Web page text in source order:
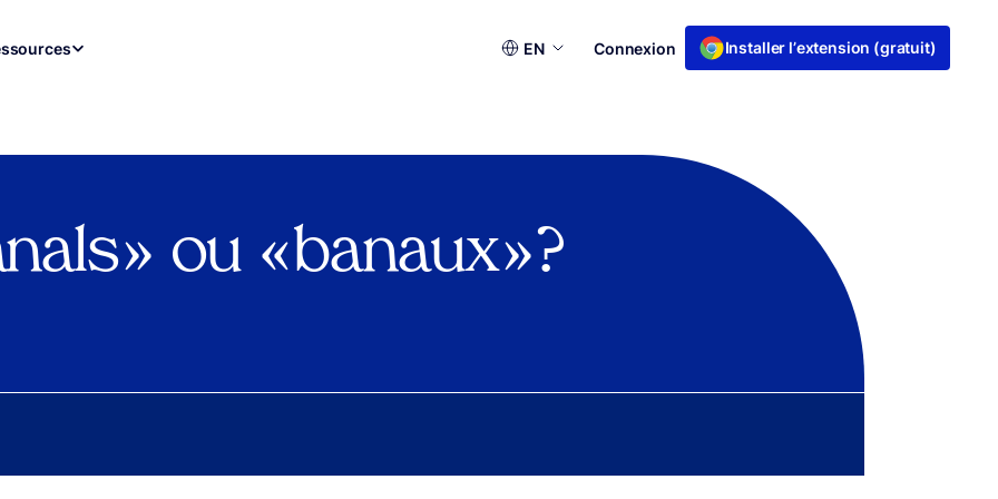
Choisir
EN Connexion Installer l’extension (gratuit)
» ou « banaux » ?